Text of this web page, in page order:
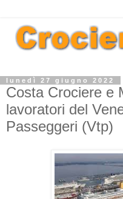
lunedì 27 giugno 2022
Costa Crociere e
lavoratori del
Passeggeri (Vtp)